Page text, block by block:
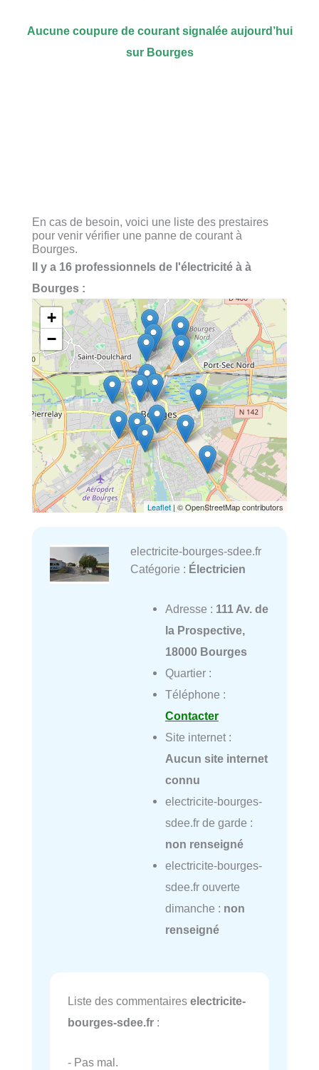
Aucune coupure de courant signalée aujourd’hui
sur Bourges
En cas de besoin, voici une liste des prestaires
pour venir vérifier une panne de courant à
Bourges.
Il y a 16 professionnels de l'électricité à à
Bourges :
+
−
Leaflet | © OpenStreetMap contributors
electricite-bourges-sdee.fr
Catégorie : Électricien
Adresse : 111 Av. de
la Prospective,
18000 Bourges
Quartier :
Téléphone :
Contacter
Site internet :
Aucun site internet
connu
electricite-bourges-
sdee.fr de garde :
non renseigné
electricite-bourges-
sdee.fr ouverte
dimanche : non
renseigné
Liste des commentaires electricite-
bourges-sdee.fr :
- Pas mal.